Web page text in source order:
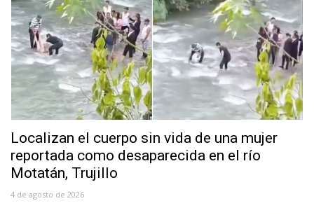
Localizan el cuerpo sin vida de una mujer
reportada como desaparecida en el río
Motatán, Trujillo
4 de agosto de 2026